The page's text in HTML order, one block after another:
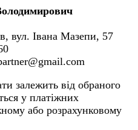
вул. Івана Мазепи, 57
залежить від обраного
у платіжних
або розрахунковому